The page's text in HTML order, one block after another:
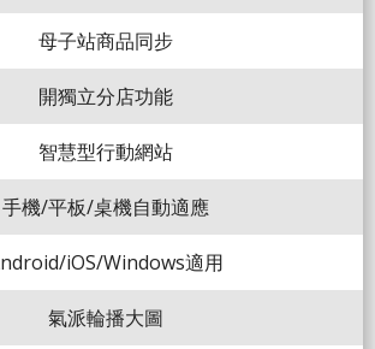
母子站商品同步
開獨立分店功能
智慧型行動網站
手機/平板/桌機自動適應
iOS/Windows適用
氣派輪播大圖